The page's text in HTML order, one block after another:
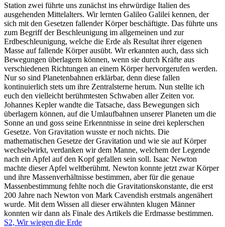
Station zwei führte uns zunächst ins ehrwürdige Italien des
ausgehenden Mittelalters. Wir lernten Galileo Galilei kennen, der
sich mit den Gesetzen fallender Körper beschäftigte. Das führte uns
zum Begriff der Beschleunigung im allgemeinen und zur
Erdbeschleunigung, welche die Erde als Resultat ihrer eigenen
Masse auf fallende Körper ausübt. Wir erkannten auch, dass sich
Bewegungen überlagern können, wenn sie durch Kräfte aus
verschiedenen Richtungen an einem Körper hervorgerufen werden.
Nur so sind Planetenbahnen erklärbar, denn diese fallen
kontinuierlich stets um ihre Zentralsterne herum. Nun stellte ich
euch den vielleicht berühmtesten Schwaben aller Zeiten vor.
Johannes Kepler wandte die Tatsache, dass Bewegungen sich
überlagern können, auf die Umlaufbahnen unserer Planeten um die
Sonne an und goss seine Erkenntnisse in seine drei keplerschen
Gesetze. Von Gravitation wusste er noch nichts. Die
mathematischen Gesetze der Gravitation und wie sie auf Körper
wechselwirkt, verdanken wir dem Manne, welchem der Legende
nach ein Apfel auf den Kopf gefallen sein soll. Isaac Newton
machte dieser Apfel weltberühmt. Newton konnte jetzt zwar Körper
und ihre Massenverhältnisse bestimmen, aber für die genaue
Massenbestimmung fehlte noch die Gravitationskonstante, die erst
200 Jahre nach Newton von Mark Cavendish erstmals angenähert
wurde. Mit dem Wissen all dieser erwähnten klugen Männer
konnten wir dann als Finale des Artikels die Erdmasse bestimmen.
S2, Wir wiegen die Erde